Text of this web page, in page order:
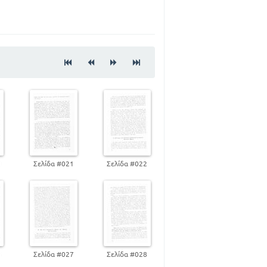
48
56
62
79
90
7
7
24
Σελίδα #021 Σελίδα #022
Σελίδα #027 Σελίδα #028